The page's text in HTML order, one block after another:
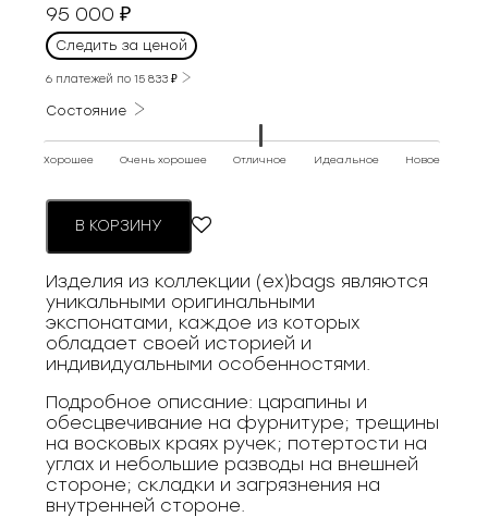
95 000₽
Следить за ценой
6 платежей по15 833₽
Состояние
Хорошее Очень хорошее Отличное Идеальное Новое
В КОРЗИНУ
Изделия из коллекции (ex)bags являются
уникальными оригинальными
экспонатами, каждое из которых
обладает своей историей и
индивидуальными особенностями.
Подробное описание: царапины и
обесцвечивание на фурнитуре; трещины
на восковых краях ручек; потертости на
углах и небольшие разводы на внешней
стороне; cкладки и загрязнения на
внутренней стороне.